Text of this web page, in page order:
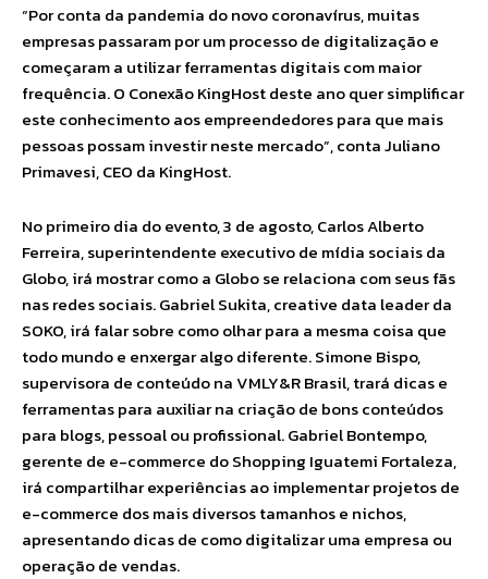
“Por conta da pandemia do novo coronavírus, muitas
empresas passaram por um processo de digitalização e
começaram a utilizar ferramentas digitais com maior
frequência. O Conexão KingHost deste ano quer simplificar
este conhecimento aos empreendedores para que mais
pessoas possam investir neste mercado”, conta Juliano
Primavesi, CEO da KingHost.
No primeiro dia do evento, 3 de agosto, Carlos Alberto
Ferreira, superintendente executivo de mídia sociais da
Globo, irá mostrar como a Globo se relaciona com seus fãs
nas redes sociais. Gabriel Sukita, creative data leader da
SOKO, irá falar sobre como olhar para a mesma coisa que
todo mundo e enxergar algo diferente. Simone Bispo,
supervisora de conteúdo na VMLY&R Brasil, trará dicas e
ferramentas para auxiliar na criação de bons conteúdos
para blogs, pessoal ou profissional. Gabriel Bontempo,
gerente de e-commerce do Shopping Iguatemi Fortaleza,
irá compartilhar experiências ao implementar projetos de
e-commerce dos mais diversos tamanhos e nichos,
apresentando dicas de como digitalizar uma empresa ou
operação de vendas.